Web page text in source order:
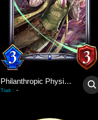
Philanthropic Physician
Trait : -